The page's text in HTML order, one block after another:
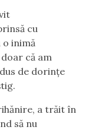
cu
o inimă
că am
de dorințe
a trăit în
să nu